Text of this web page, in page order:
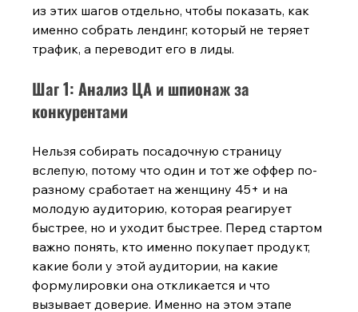
из этих шагов отдельно, чтобы показать, как
именно собрать лендинг, который не теряет
трафик, а переводит его в лиды.
Шаг 1: Анализ ЦА и шпионаж за
конкурентами
Нельзя собирать посадочную страницу
вслепую, потому что один и тот же оффер по-
разному сработает на женщину 45+ и на
молодую аудиторию, которая реагирует
быстрее, но и уходит быстрее. Перед стартом
важно понять, кто именно покупает продукт,
какие боли у этой аудитории, на какие
формулировки она откликается и что
вызывает доверие. Именно на этом этапе